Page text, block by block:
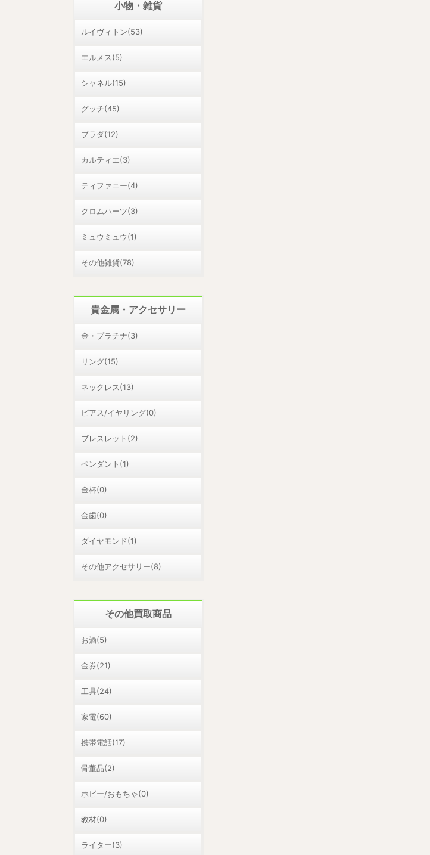
小物・雑貨
ルイヴィトン(53)
エルメス(5)
シャネル(15)
グッチ(45)
プラダ(12)
カルティエ(3)
ティファニー(4)
クロムハーツ(3)
ミュウミュウ(1)
その他雑貨(78)
貴金属・アクセサリー
金・プラチナ(3)
リング(15)
ネックレス(13)
ピアス/イヤリング(0)
ブレスレット(2)
ペンダント(1)
金杯(0)
金歯(0)
ダイヤモンド(1)
その他アクセサリー(8)
その他買取商品
お酒(5)
金券(21)
工具(24)
家電(60)
携帯電話(17)
骨董品(2)
ホビー/おもちゃ(0)
教材(0)
ライター(3)